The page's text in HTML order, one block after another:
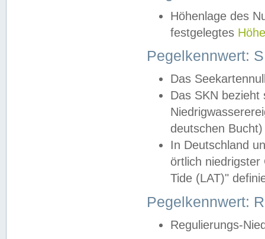
Höhenlage des
festgelegtes
Pegelkennwert:
Das
Das SKN
deutschen
In Deutschland
örtlich
Tide (LAT)"
Pegelkennwert:
Regulierungs-